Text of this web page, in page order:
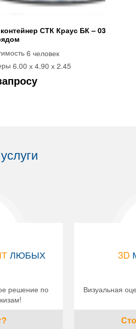
СТК Краус БК – 03
6 человек
6.00 х 4.90 х 2.45
ЛЮБЫХ
решение по
3D
Визуальная